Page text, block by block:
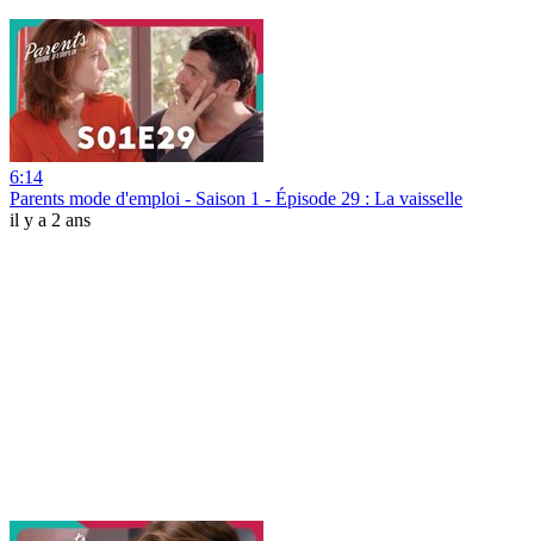
6:14
Parents mode d'emploi - Saison 1 - Épisode 29 : La vaisselle
il y a 2 ans